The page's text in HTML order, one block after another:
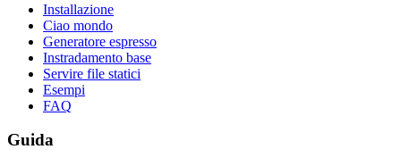
Installazione
Ciao mondo
Generatore espresso
Instradamento base
Servire file statici
Esempi
FAQ
Guida